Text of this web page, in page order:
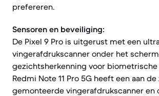
prefereren.
Sensoren en beveiliging:
De Pixel 9 Pro is uitgerust met een
vingerafdrukscanner onder het
gezichtsherkenning voor
Redmi Note 11 Pro 5G heeft een aan
gemonteerde vingerafdrukscanner en